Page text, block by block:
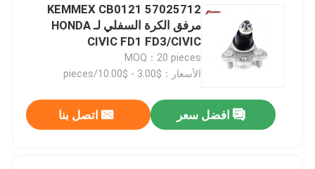
57025712 KEMMEX CB0121
مرفق الكرة السفلي لـ HONDA
CIVIC FD1 FD3/CIVIC
COUPE/SEDAN DX EX LX
MOQ：20 pieces
الأسعار：$3.00 - $10.00/pieces
افضل سعر اتصل بنا